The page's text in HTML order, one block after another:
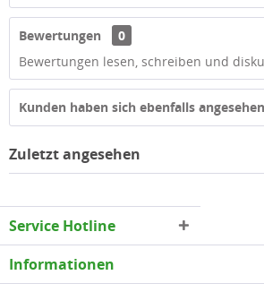
Bewertungen
0
Bewertungen lesen, schreiben und
Kunden haben sich ebenfalls angesehen
Zuletzt angesehen
Service Hotline
Informationen